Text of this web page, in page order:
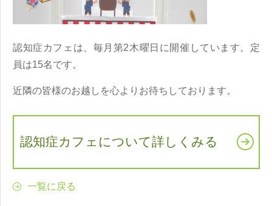
認知症カフェは、毎月第2木曜日に開催しています。定
員は15名です。
近隣の皆様のお越しを心よりお待ちしております。
認知症カフェについて詳しくみる
一覧に戻る